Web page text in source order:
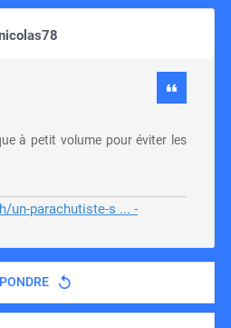
à petit volume pour éviter les
un-parachutiste-s ... -